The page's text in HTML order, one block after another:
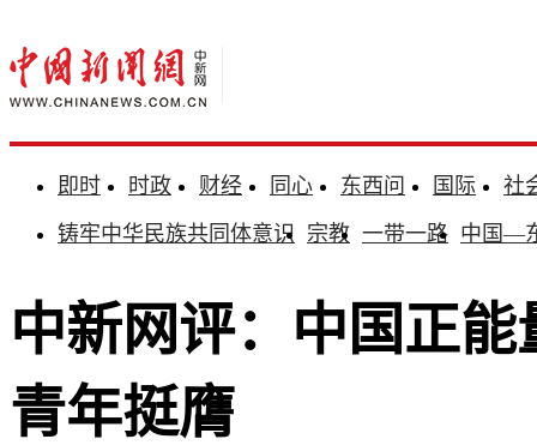
即时 时政 财经 同心 东西问 国际
社
铸牢中华民族共同体意识 宗教 一带一路 中国—
中新网评：中国正
青年挺膺